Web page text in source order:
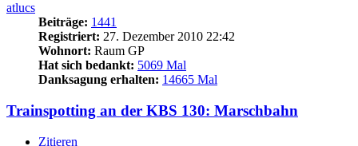
atlucs
Beiträge: 1441
Registriert: 27. Dezember 2010 22:42
Wohnort: Raum GP
Hat sich bedankt: 5069 Mal
Danksagung erhalten: 14665 Mal
Trainspotting an der KBS 130: Marschbahn
Zitieren